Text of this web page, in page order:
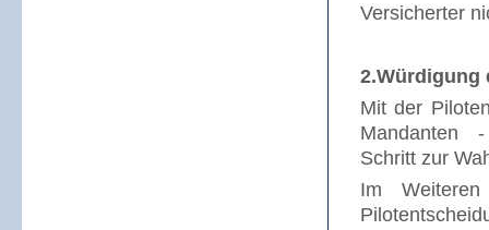
Versicherter
2.Würdigung
Mit der
Mandanten -
Schritt zur
Im